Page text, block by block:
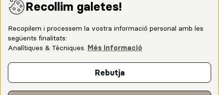
Amb el suport de:
Recollim galetes!
Recopilem i processem la vostra informació personal amb les
següents finalitats:
Analítiques & Tècniques. Més informació
Rebutja